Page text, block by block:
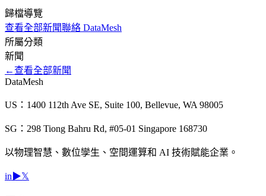
歸檔導覽
查看全部新聞聯絡 DataMesh
所屬分類
新聞
← 查看全部新聞
DataMesh
US：1400 112th Ave SE, Suite 100, Bellevue, WA 98005
SG：298 Tiong Bahru Rd, #05-01 Singapore 168730
以物理智慧、數位孿生、空間運算和 AI 技術賦能企業。
in ▶𝕏